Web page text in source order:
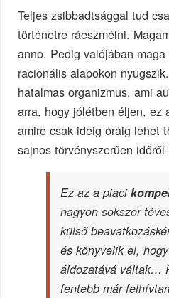
Teljes zsibbadtsággal tud
történetre ráeszmélni.
anno. Pedig valójában
racionális alapokon
hatalmas organizmus, ami
arra, hogy jólétben éljen, ez
amire csak ideig óráig lehet
sajnos törvényszerűen
Ez az a piaci
nagyon sokszor
külső
és könyvelik el,
áldozatává váltak…
fentebb már